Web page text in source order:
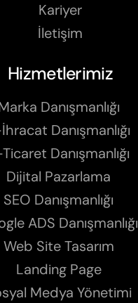
Kariyer
İletişim
Hizmetlerimiz
Danışmanlığı
Danışmanlığı
Danışmanlığı
Dijital Pazarlama
SEO Danışmanlığı
ADS Danışmanlığı
Web Site Tasarım
Landing Page
Medya Yönetimi